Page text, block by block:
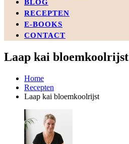
BLOG
RECEPTEN
E-BOOKS
CONTACT
Laap kai bloemkoolrijst
Home
Recepten
Laap kai bloemkoolrijst